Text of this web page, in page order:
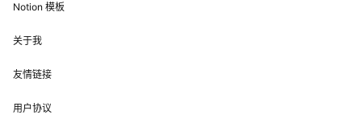
Notion 模板
关于我
友情链接
用户协议